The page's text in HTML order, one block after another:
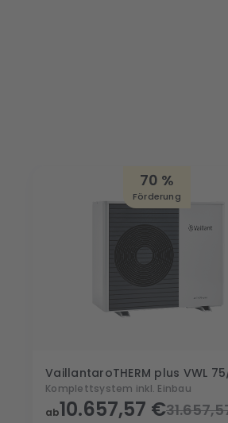
VaillantaroTHERM plus VWL
Komplettsystem inkl. Einbau
ab10.657,57 €
70 %
Förderung